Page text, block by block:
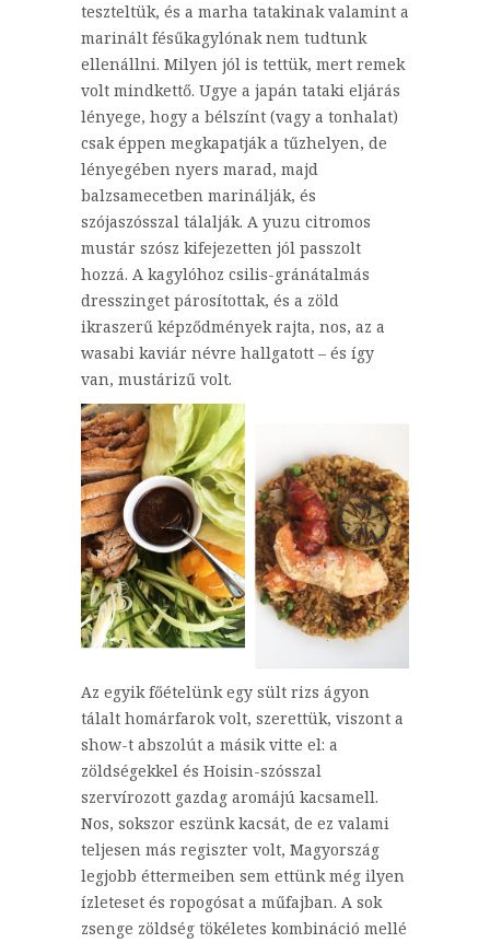
teszteltük, és a marha tatakinak valamint a
marinált fésűkagylónak nem tudtunk
ellenállni. Milyen jól is tettük, mert remek
volt mindkettő. Ugye a japán tataki eljárás
lényege, hogy a bélszínt (vagy a tonhalat)
csak éppen megkapatják a tűzhelyen, de
lényegében nyers marad, majd
balzsamecetben marinálják, és
szójaszósszal tálalják. A yuzu citromos
mustár szósz kifejezetten jól passzolt
hozzá. A kagylóhoz csilis-gránátalmás
dresszinget párosítottak, és a zöld
ikraszerű képződmények rajta, nos, az a
wasabi kaviár névre hallgatott – és így
van, mustárizű volt.
Az egyik főételünk egy sült rizs ágyon
tálalt homárfarok volt, szerettük, viszont a
show-t abszolút a másik vitte el: a
zöldségekkel és Hoisin-szósszal
szervírozott gazdag aromájú kacsamell.
Nos, sokszor eszünk kacsát, de ez valami
teljesen más regiszter volt, Magyország
legjobb éttermeiben sem ettünk még ilyen
ízleteset és ropogósat a műfajban. A sok
zsenge zöldség tökéletes kombináció mellé